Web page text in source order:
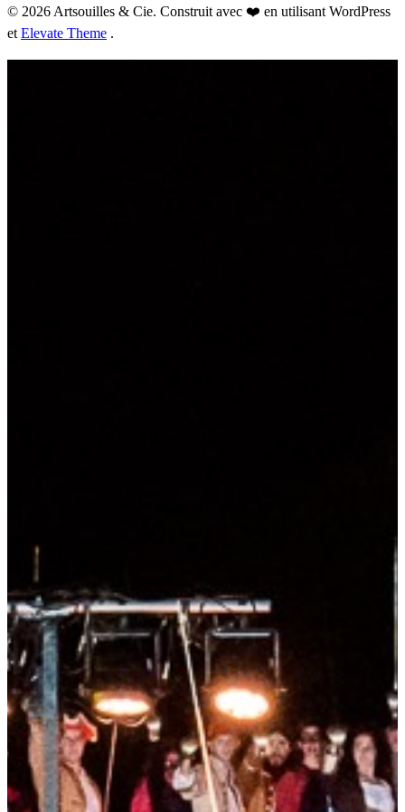
© 2026 Artsouilles & Cie. Construit avec ❤️ en utilisant WordPress
et Elevate Theme .